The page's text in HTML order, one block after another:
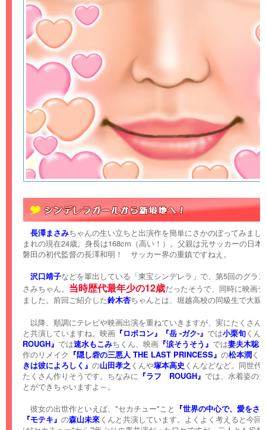
長澤まさみちゃんの生い立ちと出演作を簡単にさかのぼってみまし
まれの現在24歳。身長は168cm（高い！）。父親は元サッカーの日本
磐田の初代監督の長澤和明！ サッカー界の重鎮ですねえ。
沢口靖子などを輩出している「東宝シンデレラ」で、第5回のグラ
さみちゃん。 当時歴代最年少の12歳だったそうで、同時に映画
ました。前回ご紹介した鈴木杏ちゃんとは、堀越高校の同級生で大親
以降、順調にテレビや映画出演を重ねていきますが、実にたくさん
と共演していますね。映画 『ロボコン』 『岳 -ガク-』 では小栗旬くん
ROUGH』 では速水もこみちくん、映画 『涙そうそう』 では妻夫木聡
作のリメイク 『隠し砦の三悪人 THE LAST PRINCESS』 の松本潤く
きは彼によろしく』 の山田孝之 くんや塚本高史 くんなどなど。同世代
たくさん作りそうです。ちなみに 『ラフ ROUGH』 では、水着姿の
とができちゃいますよ～。
彼女の出世作といえば、"セカチュー"こと 『世界の中心で、愛をさ
『モテキ』 の森山未來くんと共演しています。よくよく考えると今回